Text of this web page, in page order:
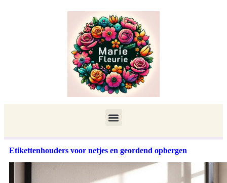
Etikettenhouders voor netjes en geordend opbergen